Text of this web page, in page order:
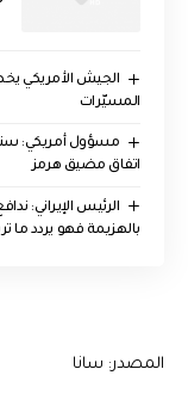
المسيّرات
مسؤول أمريكي:
اتفاق مضيق هرمز
الرئيس الإيراني:
بالهزيمة فهو يردد ما
المصدر: سانا